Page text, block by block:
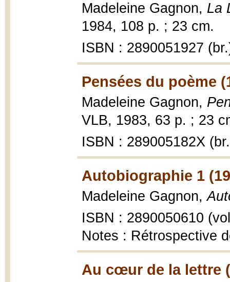
Madeleine Gagnon, La
1984, 108 p. ; 23 cm.
ISBN : 2890051927
Pensées du poème
Madeleine Gagnon,
VLB, 1983, 63 p. ; 23
ISBN : 289005182X
Autobiographie 1
Madeleine Gagnon,
ISBN : 2890050610
Notes : Rétrospective
Au cœur de la lettre